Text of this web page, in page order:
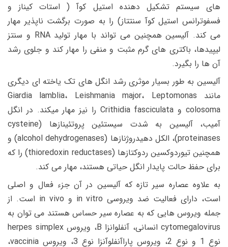
های سیستم تشکیل دهنده استیل کوآ ( استات کیناز و
فسفوترانس استیل کوآ سنتتاز) را به صورت برگشت ناپذیر مهار
می کند. آلیسین همچنین می تواند با مهار تولید RNA و سنتز
لیپیدها، باکتری های گرم مثبت و منفی را مهار کند و جلوی رشد
آن ها را بگیرد.
آلیسین به طور بسیار موثری رشد انگل های تک یاخته ای دیگری
مانند Giardia lamblia، Leishmania major، Leptomonas
colosoma و Crithidia fasciculata را نیز مهار میکند. در انگل
آمیب، آلیسین به شدت سیستئین پروتئینازها (cysteine
proteinases)، الکل دهیدروژنازها (alcohol dehydrogenases) و
همچنین تیوردوکسین ردوکتازها (thioredoxin reductases) را که
برای حفظ حالت پایدار انگل حیاتی هستند، مهار می کند.
به علاوه عصاره سیر تازه که آلیسین در آن جزء فعال و اصلی
است، دارای فعالیت ضد ویروسی in vitro و in vivo است. از
جمله ویروس هایی که به عصاره سیر حساس هستند می توان به
cytomegalovirus انسانی، آنفلوانزا B، ویروس herpes simplex
نوع 1 و نوع 2، ویروس پاراآنفلوآنزا نوع 3، ویروس vaccinia،